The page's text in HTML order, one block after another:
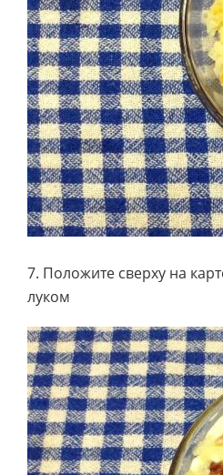
7. Положите сверху на
луком